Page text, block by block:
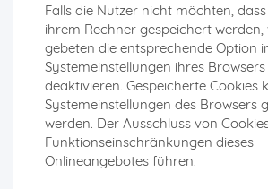
Falls die Nutzer nicht möchten,
ihrem Rechner gespeichert werden,
gebeten die entsprechende Option
Systemeinstellungen ihres Browsers
deaktivieren. Gespeicherte Cookies
Systemeinstellungen des Browsers
werden. Der Ausschluss von
Funktionseinschränkungen dieses
Onlineangebotes führen.